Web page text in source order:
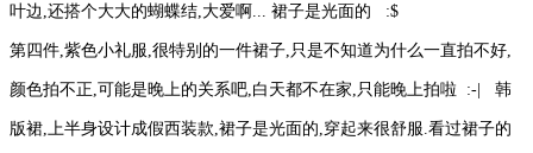
叶边,还搭个大大的蝴蝶结,大爱啊... 裙子是光面的 :$
第四件,紫色小礼服,很特别的一件裙子,只是不知道为什么一直拍不好,
颜色拍不正,可能是晚上的关系吧,白天都不在家,只能晚上拍啦 :-| 韩
版裙,上半身设计成假西装款,裙子是光面的,穿起来很舒服.看过裙子的